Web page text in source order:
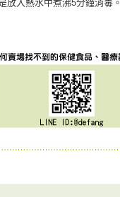
放入熱水中煮沸5分鐘消毒。